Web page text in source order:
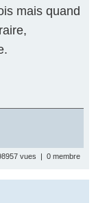
mais quand
vues | 0 membre